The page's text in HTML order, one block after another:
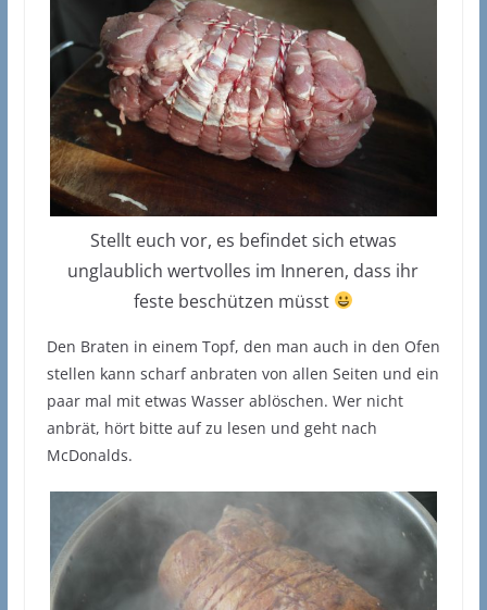
Stellt euch vor, es befindet sich etwas
unglaublich wertvolles im Inneren, dass ihr
feste beschützen müsst
Den Braten in einem Topf, den man auch in den Ofen
stellen kann scharf anbraten von allen Seiten und ein
paar mal mit etwas Wasser ablöschen. Wer nicht
anbrät, hört bitte auf zu lesen und geht nach
McDonalds.